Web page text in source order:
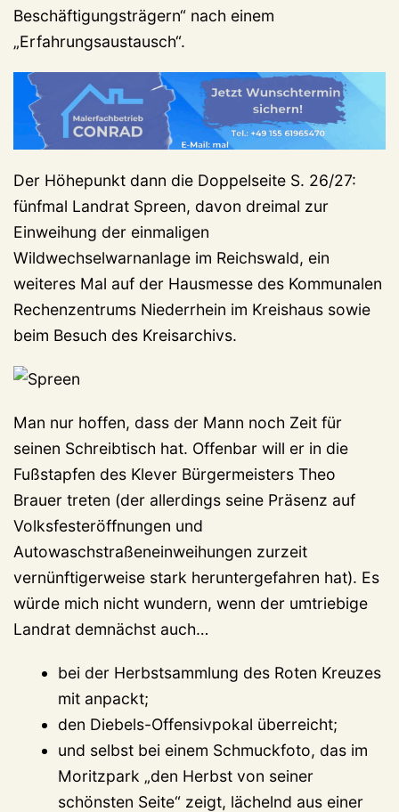
Beschäftigungsträgern“ nach einem
„Erfahrungsaustausch“.
Der Höhepunkt dann die Doppelseite S. 26/27:
fünfmal Landrat Spreen, davon dreimal zur
Einweihung der einmaligen
Wildwechselwarnanlage im Reichswald, ein
weiteres Mal auf der Hausmesse des Kommunalen
Rechenzentrums Niederrhein im Kreishaus sowie
beim Besuch des Kreisarchivs.
Man nur hoffen, dass der Mann noch Zeit für
seinen Schreibtisch hat. Offenbar will er in die
Fußstapfen des Klever Bürgermeisters Theo
Brauer treten (der allerdings seine Präsenz auf
Volksfesteröffnungen und
Autowaschstraßeneinweihungen zurzeit
vernünftigerweise stark heruntergefahren hat). Es
würde mich nicht wundern, wenn der umtriebige
Landrat demnächst auch…
bei der Herbstsammlung des Roten Kreuzes
mit anpackt;
den Diebels-Offensivpokal überreicht;
und selbst bei einem Schmuckfoto, das im
Moritzpark „den Herbst von seiner
schönsten Seite“ zeigt, lächelnd aus einer